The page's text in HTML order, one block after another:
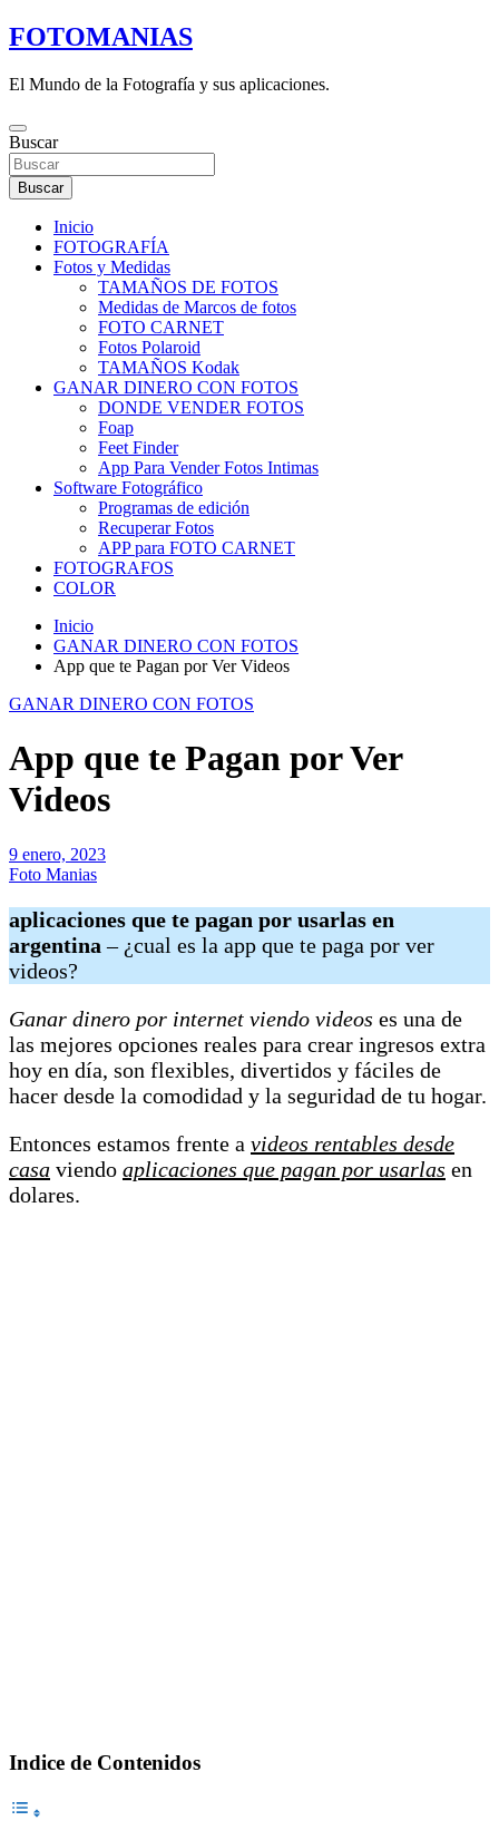
Saltar
al
FOTOMANIAS
El Mundo de la Fotografía y sus aplicaciones.
Buscar
Buscar
Inicio
FOTOGRAFÍA
Fotos y Medidas
TAMAÑOS DE FOTOS
Medidas de Marcos de fotos
FOTO CARNET
Fotos Polaroid
TAMAÑOS Kodak
GANAR DINERO CON FOTOS
DONDE VENDER FOTOS
Foap
Feet Finder
App Para Vender Fotos Intimas
Software Fotográfico
Programas de edición
Recuperar Fotos
APP para FOTO CARNET
FOTOGRAFOS
COLOR
Inicio
GANAR DINERO CON FOTOS
App que te Pagan por Ver Videos
GANAR DINERO CON FOTOS
App que te Pagan por Ver
Videos
9 enero, 2023
Foto Manias
aplicaciones que te pagan por usarlas en
argentina – ¿cual es la app que te paga por ver
videos?
Ganar dinero por internet viendo videos es una de
las mejores opciones reales para crear ingresos extra
hoy en día, son flexibles, divertidos y fáciles de
hacer desde la comodidad y la seguridad de tu hogar.
Entonces estamos frente a videos rentables desde
casa viendo aplicaciones que pagan por usarlas en
dolares.
Indice de Contenidos